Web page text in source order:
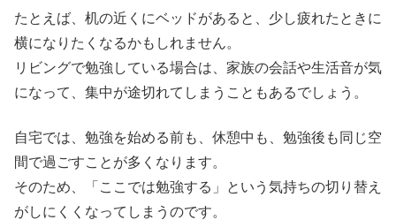
たとえば、机の近くにベッドがあると、少し疲れたときに
横になりたくなるかもしれません。
リビングで勉強している場合は、家族の会話や生活音が気
になって、集中が途切れてしまうこともあるでしょう。
自宅では、勉強を始める前も、休憩中も、勉強後も同じ空
間で過ごすことが多くなります。
そのため、「ここでは勉強する」という気持ちの切り替え
がしにくくなってしまうのです。